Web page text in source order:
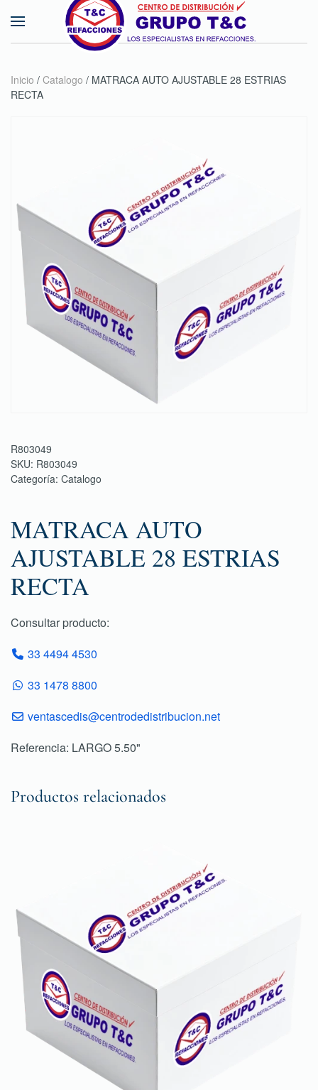
Skip to main content
Inicio / Catalogo / MATRACA AUTO AJUSTABLE 28 ESTRIAS
RECTA
R803049
SKU: R803049
Categoría: Catalogo
MATRACA AUTO
AJUSTABLE 28 ESTRIAS
RECTA
Consultar producto:
33 4494 4530
33 1478 8800
ventascedis@centrodedistribucion.net
Referencia: LARGO 5.50"
Productos relacionados